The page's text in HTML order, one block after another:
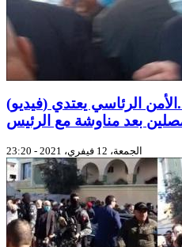
(فيديو) داخل مسجد بحي التضامن ..الأمن الرئاسي يعتدي
الجمعة، 12 فيفري، 2021 - 23:20